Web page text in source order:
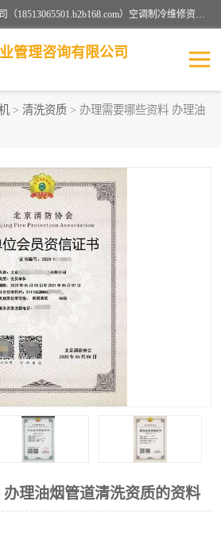
北京茗瀚企业管理咨询有限公司（18513065501.b2b168.com）空调制冷维修资质,油烟管道清洗资质,清洗行业资质公司秉承“顾客至上，锐意进缺的经营理念，我们提供高质量的产品，坚持“客户”的原则为广大客户提供贴心服务。如果你对公司的产品感兴趣，可以联系高经理，我们会用好的产品和服务让您满意。
管理咨询有限公司
> 清洗资质 > 办理需要哪些资料 办理油
理油烟管道清洗资质的资料
认证服务
质 空调制冷维修安装资质